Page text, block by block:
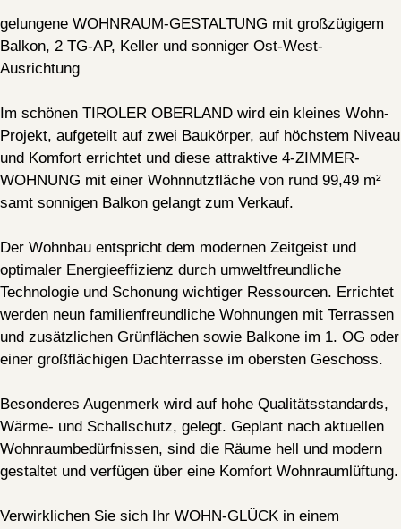
gelungene WOHNRAUM-GESTALTUNG mit großzügigem
Balkon, 2 TG-AP, Keller und sonniger Ost-West-
Ausrichtung
Im schönen TIROLER OBERLAND wird ein kleines Wohn-
Projekt, aufgeteilt auf zwei Baukörper, auf höchstem Niveau
und Komfort errichtet und diese attraktive 4-ZIMMER-
WOHNUNG mit einer Wohnnutzfläche von rund 99,49 m²
samt sonnigen Balkon gelangt zum Verkauf.
Der Wohnbau entspricht dem modernen Zeitgeist und
optimaler Energieeffizienz durch umweltfreundliche
Technologie und Schonung wichtiger Ressourcen. Errichtet
werden neun familienfreundliche Wohnungen mit Terrassen
und zusätzlichen Grünflächen sowie Balkone im 1. OG oder
einer großflächigen Dachterrasse im obersten Geschoss.
Besonderes Augenmerk wird auf hohe Qualitätsstandards,
Wärme- und Schallschutz, gelegt. Geplant nach aktuellen
Wohnraumbedürfnissen, sind die Räume hell und modern
gestaltet und verfügen über eine Komfort Wohnraumlüftung.
Verwirklichen Sie sich Ihr WOHN-GLÜCK in einem